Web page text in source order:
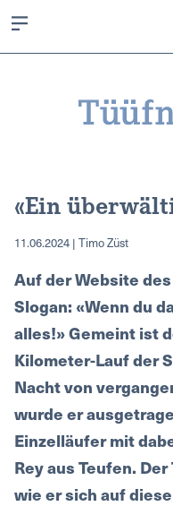
«Ein
11.06.2024 | Timo Züst
Auf der Website
Slogan: «Wenn du
alles!» Gemeint ist
Kilometer-Lauf der
Nacht von
wurde er
Einzelläufer mit
Rey aus Teufen.
wie er sich auf